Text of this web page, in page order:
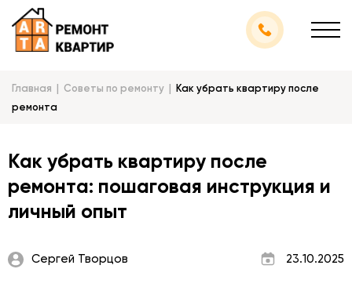
Главная Советы по ремонту
Как убрать квартиру после
ремонта
Как убрать квартиру после
ремонта: пошаговая инструкция и
личный опыт
Сергей Творцов 23.10.2025